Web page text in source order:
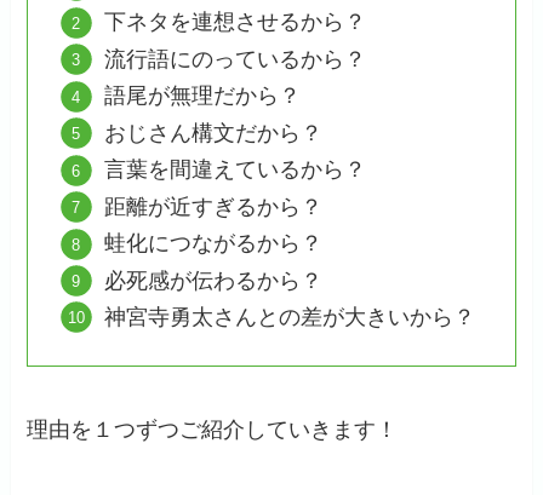
下ネタを連想させるから？
流行語にのっているから？
語尾が無理だから？
おじさん構文だから？
言葉を間違えているから？
距離が近すぎるから？
蛙化につながるから？
必死感が伝わるから？
神宮寺勇太さんとの差が大きいから？
理由を１つずつご紹介していきます！